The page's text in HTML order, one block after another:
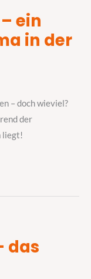
ein
in der
– doch wieviel?
der
liegt!
das